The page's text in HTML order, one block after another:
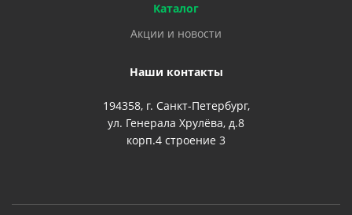
Каталог
Акции и новости
Наши контакты
194358, г. Санкт-Петербург,
ул. Генерала Хрулёва, д.8
корп.4 строение 3